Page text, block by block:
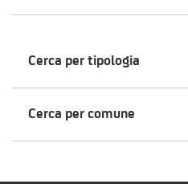
Cerca per tipologia
Cerca per comune